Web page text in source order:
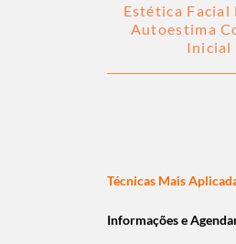
Estética Facial
Autoestima
Inicial
Técnicas Mais
Informações e